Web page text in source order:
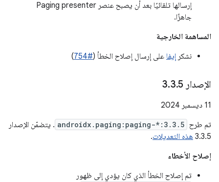
إرسالها تلقائيًا بعد أن يصبح عنصر Paging presenter
جاهزًا.
المساهمة الخارجية
نشكر إيفا على إرسال إصلاح الخطأ (#754
)
الإصدار 3 .3.5
‫11 ديسمبر 2024
تم طرح androidx.paging:paging-*:3.3.5 . يتضمّن الإصدار
3.3.5 هذه التعديلات.
إصلاح الأخطاء
تم إصلاح الخطأ الذي كان يؤدي إلى ظهور